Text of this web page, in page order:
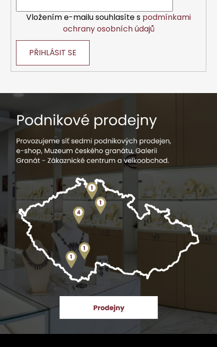
Vložením e-mailu souhlasíte s podmínkami
ochrany osobních údajů
PŘIHLÁSIT SE